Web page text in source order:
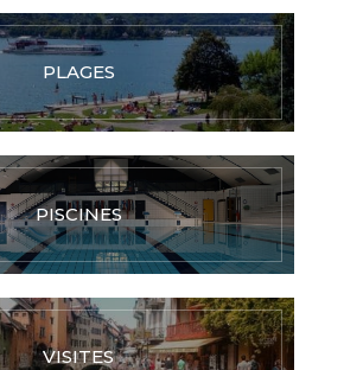
PLAGES
PISCINES
VISITES